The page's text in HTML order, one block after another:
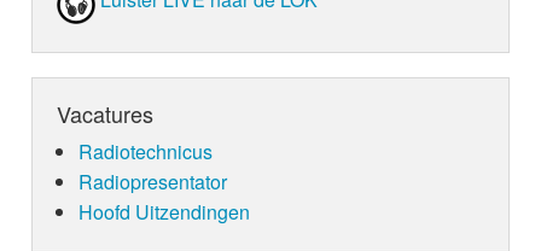
Vacatures
Radiotechnicus
Radiopresentator
Hoofd Uitzendingen